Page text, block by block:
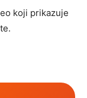
koji prikazuje